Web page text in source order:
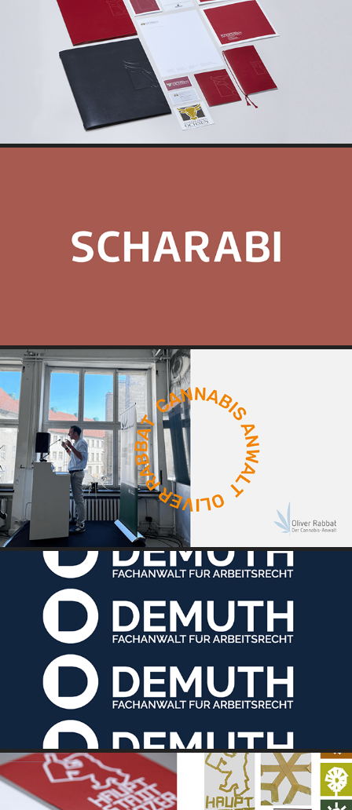
ZUM GOLDENEN OCHSEN
SCHARABI ARCHITECTS
PROJEKT CANNABIS ANWALT